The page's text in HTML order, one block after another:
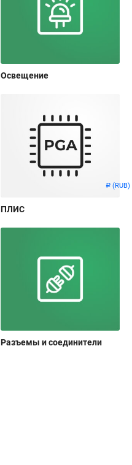
Р (RUB)
Освещение
ПЛИС
Разъемы и соединители